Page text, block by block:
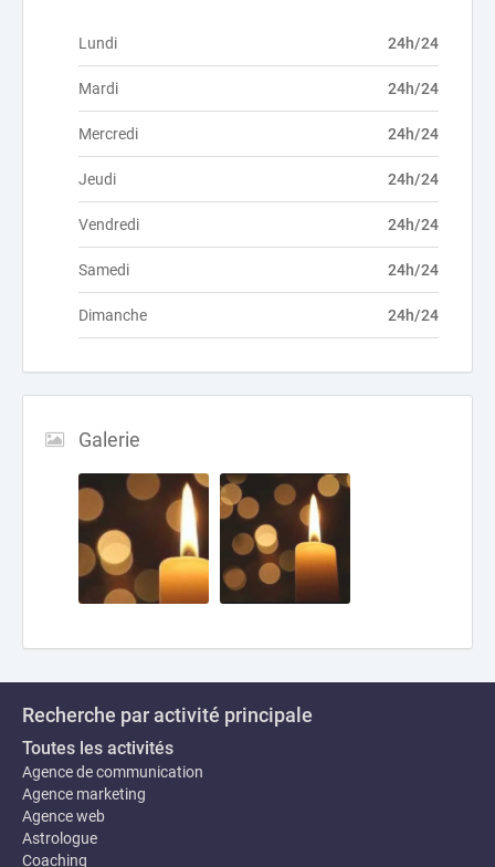
Lundi 24h/24
Mardi 24h/24
Mercredi 24h/24
Jeudi 24h/24
Vendredi 24h/24
Samedi 24h/24
Dimanche 24h/24
Galerie
Recherche par activité principale
Toutes les activités
Agence de communication
Agence marketing
Agence web
Astrologue
Coaching